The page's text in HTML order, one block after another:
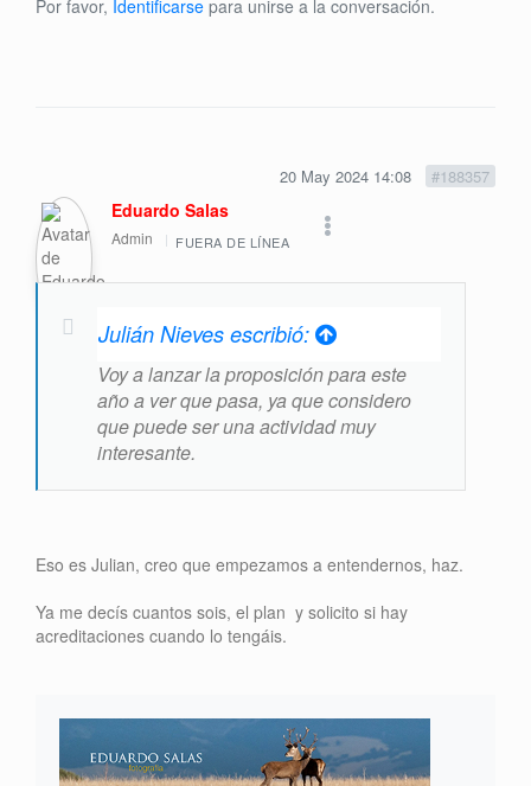
Por favor, Identificarse para unirse a la conversación.
20 May 2024 14:08 #188357
Eduardo Salas
Admin FUERA DE LÍNEA
Julián Nieves escribió:
Voy a lanzar la proposición para este
año a ver que pasa, ya que considero
que puede ser una actividad muy
interesante.
Eso es Julian, creo que empezamos a entendernos, haz.
Ya me decís cuantos sois, el plan y solicito si hay
acreditaciones cuando lo tengáis.